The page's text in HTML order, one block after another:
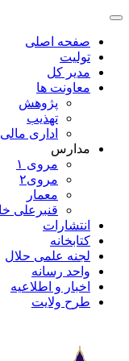
صفحه اصلی
تولیت
مدیر کل
معاونت ها
پژوهش
تهذیب
اداری مالی
مدارس
مروی ۱
مروی۲
معمار
قنبرعلی
انتشارات
کتابخانه
لجنه علمی حلال
واحد رسانه
اخبار و اطلاعیه
طرح ولایت